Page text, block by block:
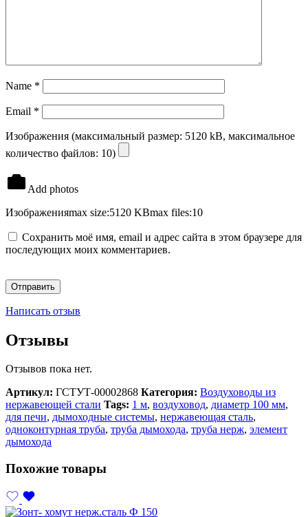
Name *
Email *
Изображения (максимальный размер: 5120 kB, максимальное
количество файлов: 10)
Add photos
Изображенияmax size:5120 KBmax files:10
Сохранить моё имя, email и адрес сайта в этом браузере для
последующих моих комментариев.
Написать отзыв
Отзывы
Отзывов пока нет.
Артикул: ГСТУТ-00002868 Категория: Воздуховоды из
нержавеющей стали Tags: 1 м, воздуховод, диаметр 100 мм,
для печи, дымоходные системы, нержавеющая сталь,
одноконтурная труба, труба дымохода, труба нерж, элемент
дымохода
Похожие товары